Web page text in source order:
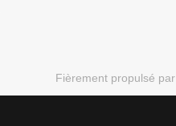
Fièrement propulsé par